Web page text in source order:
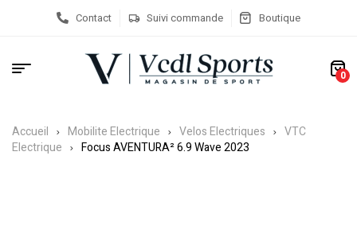
Contact Suivi commande Boutique
0
Accueil Mobilite Electrique Velos Electriques
VTC
Electrique
Focus AVENTURA² 6.9 Wave 2023